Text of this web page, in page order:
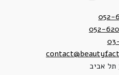
052-
052-